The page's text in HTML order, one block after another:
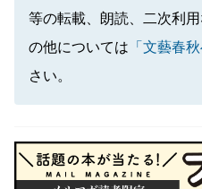
等の転載、朗読、二次利
の他については 「文藝春
さい。